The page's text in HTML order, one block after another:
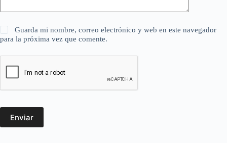
Guarda mi nombre, correo electrónico y web en este navegador
para la próxima vez que comente.
Enviar